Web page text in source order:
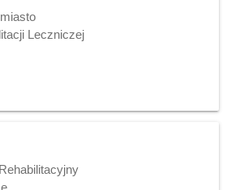
Leczniczej